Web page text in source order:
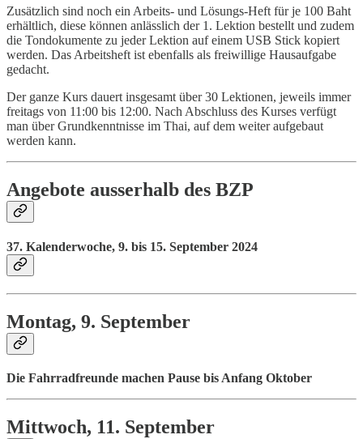
Zusätzlich sind noch ein Arbeits- und Lösungs-Heft für je 100 Baht
erhältlich, diese können anlässlich der 1. Lektion bestellt und zudem
die Tondokumente zu jeder Lektion auf einem USB Stick kopiert
werden. Das Arbeitsheft ist ebenfalls als freiwillige Hausaufgabe
gedacht.
Der ganze Kurs dauert insgesamt über 30 Lektionen, jeweils immer
freitags von 11:00 bis 12:00. Nach Abschluss des Kurses verfügt
man über Grundkenntnisse im Thai, auf dem weiter aufgebaut
werden kann.
Angebote ausserhalb des BZP
37. Kalenderwoche, 9. bis 15. September 2024
Montag, 9. September
Die Fahrradfreunde machen Pause bis Anfang Oktober
Mittwoch, 11. September